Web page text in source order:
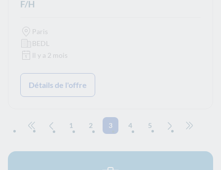
F/H
Paris
BEDL
Il y a 2 mois
Détails de l'offre
1 2 3 4
5